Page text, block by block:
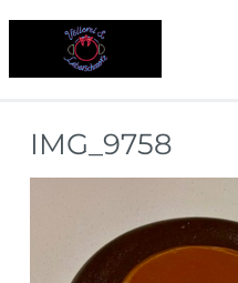
IMG_9758